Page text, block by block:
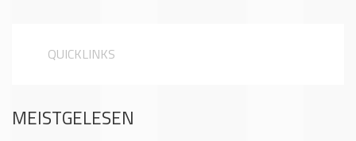
QUICKLINKS
MEISTGELESEN